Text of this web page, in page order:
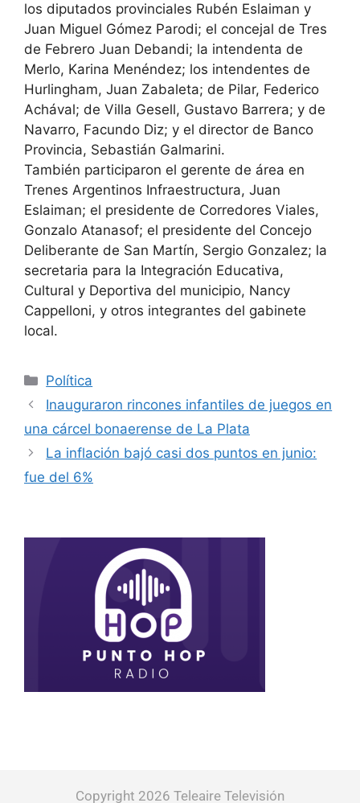
los diputados provinciales Rubén Eslaiman y
Juan Miguel Gómez Parodi; el concejal de Tres
de Febrero Juan Debandi; la intendenta de
Merlo, Karina Menéndez; los intendentes de
Hurlingham, Juan Zabaleta; de Pilar, Federico
Achával; de Villa Gesell, Gustavo Barrera; y de
Navarro, Facundo Diz; y el director de Banco
Provincia, Sebastián Galmarini.
También participaron el gerente de área en
Trenes Argentinos Infraestructura, Juan
Eslaiman; el presidente de Corredores Viales,
Gonzalo Atanasof; el presidente del Concejo
Deliberante de San Martín, Sergio Gonzalez; la
secretaria para la Integración Educativa,
Cultural y Deportiva del municipio, Nancy
Cappelloni, y otros integrantes del gabinete
local.
Política
Inauguraron rincones infantiles de juegos en
una cárcel bonaerense de La Plata
La inflación bajó casi dos puntos en junio:
fue del 6%
Copyright 2026 Teleaire Televisión